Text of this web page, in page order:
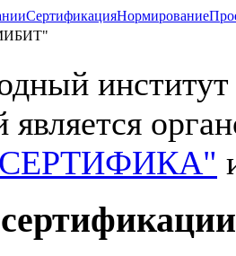
СертификацияНормирование
является